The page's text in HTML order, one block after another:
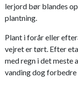
lerjord bør blandes
plantning.
Plant i forår eller
vejret er tørt. Efter
med regn i det meste
vanding dog